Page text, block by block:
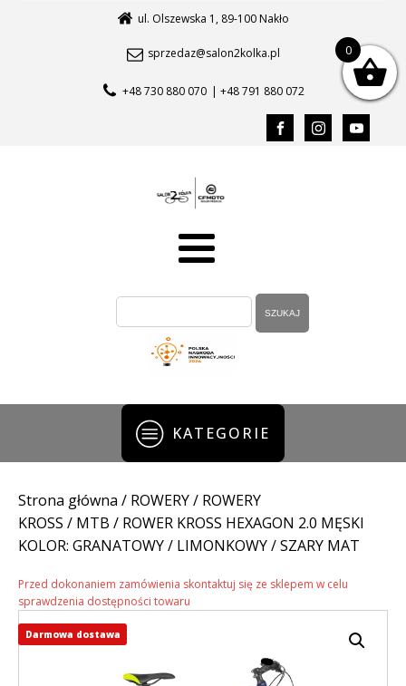
ul. Olszewska 1, 89-100 Nakło
sprzedaz@salon2kolka.pl
+48 730 880 070 | +48 791 880 072
KATEGORIE
Strona główna / ROWERY/ ROWERY
KROSS / MTB / ROWER KROSS HEXAGON 2.0 MĘSKI
KOLOR: GRANATOWY / LIMONKOWY / SZARY MAT
Przed dokonaniem zamówienia skontaktuj się ze sklepem w celu
sprawdzenia dostępności towaru
Darmowa dostawa
0